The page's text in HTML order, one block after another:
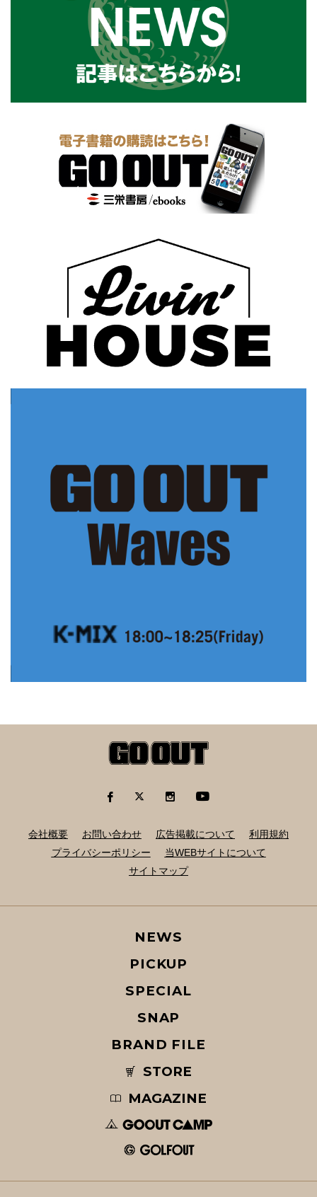
会社概要 お問い合わせ 広告掲載について
利用規約
プライバシーポリシー
当WEBサイトについて
サイトマップ
NEWS
PICKUP
SPECIAL
SNAP
BRAND FILE
STORE
MAGAZINE